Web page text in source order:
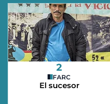
2
FARC
El sucesor